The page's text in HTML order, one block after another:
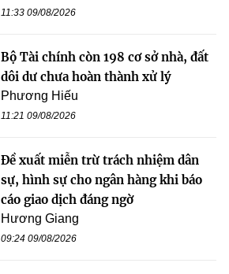
11:33 09/08/2026
Bộ Tài chính còn 198 cơ sở nhà, đất
dôi dư chưa hoàn thành xử lý
Phương Hiếu
11:21 09/08/2026
Đề xuất miễn trừ trách nhiệm dân
sự, hình sự cho ngân hàng khi báo
cáo giao dịch đáng ngờ
Hương Giang
09:24 09/08/2026